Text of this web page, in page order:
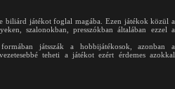
biliárd játékot foglal magába. Ezen játékok közül a
szalonokban, presszókban általában ezzel a
játsszák a hobbijátékosok, azonban a
teheti a játékot ezért érdemes azokkal